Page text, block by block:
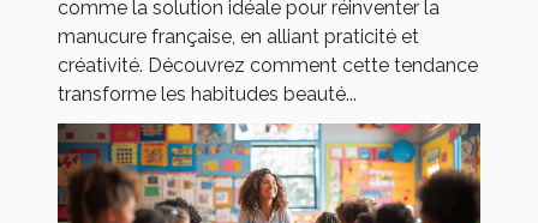
comme la solution idéale pour réinventer la
manucure française, en alliant praticité et
créativité. Découvrez comment cette tendance
transforme les habitudes beauté...